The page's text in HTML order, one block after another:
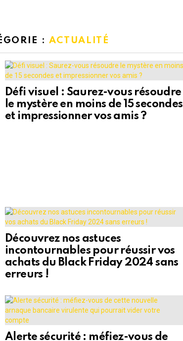
: ACTUALITÉ
Défi visuel : Saurez-vous résoudre
le mystère en moins de 15 secondes
et impressionner vos amis ?
Découvrez nos astuces
incontournables pour réussir vos
achats du Black Friday 2024 sans
erreurs !
Alerte sécurité : méfiez-vous de